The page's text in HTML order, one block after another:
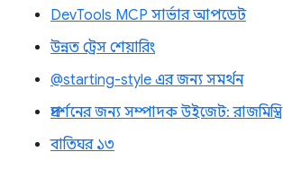
DevTools MCP সার্ভার আপডেট
উন্নত ট্রেস শেয়ারিং
@starting-style এর জন্য সমর্থন
প্রদর্শনের জন্য সম্পাদক উইজেট: রাজমিস্ত্রি
বাতিঘর ১৩